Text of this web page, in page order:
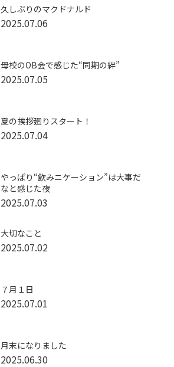
久しぶりのマクドナルド
2025.07.06
母校のOB会で感じた“同期の絆”
2025.07.05
夏の挨拶廻りスタート！
2025.07.04
やっぱり“飲みニケーション”は大事だ
なと感じた夜
2025.07.03
大切なこと
2025.07.02
７月１日
2025.07.01
月末になりました
2025.06.30